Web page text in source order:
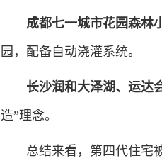
成都七一城市花园森林
园，配备自动浇灌系统。
长沙润和大泽湖、运达
造”理念。
总结来看，第四代住宅被